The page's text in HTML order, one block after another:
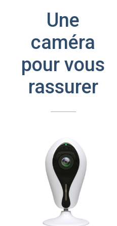
Une
caméra
pour vous
rassurer